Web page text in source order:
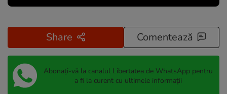
Share Comentează
Abonați-vă la canalul Libertatea de WhatsApp pentru
a fi la curent cu ultimele informații